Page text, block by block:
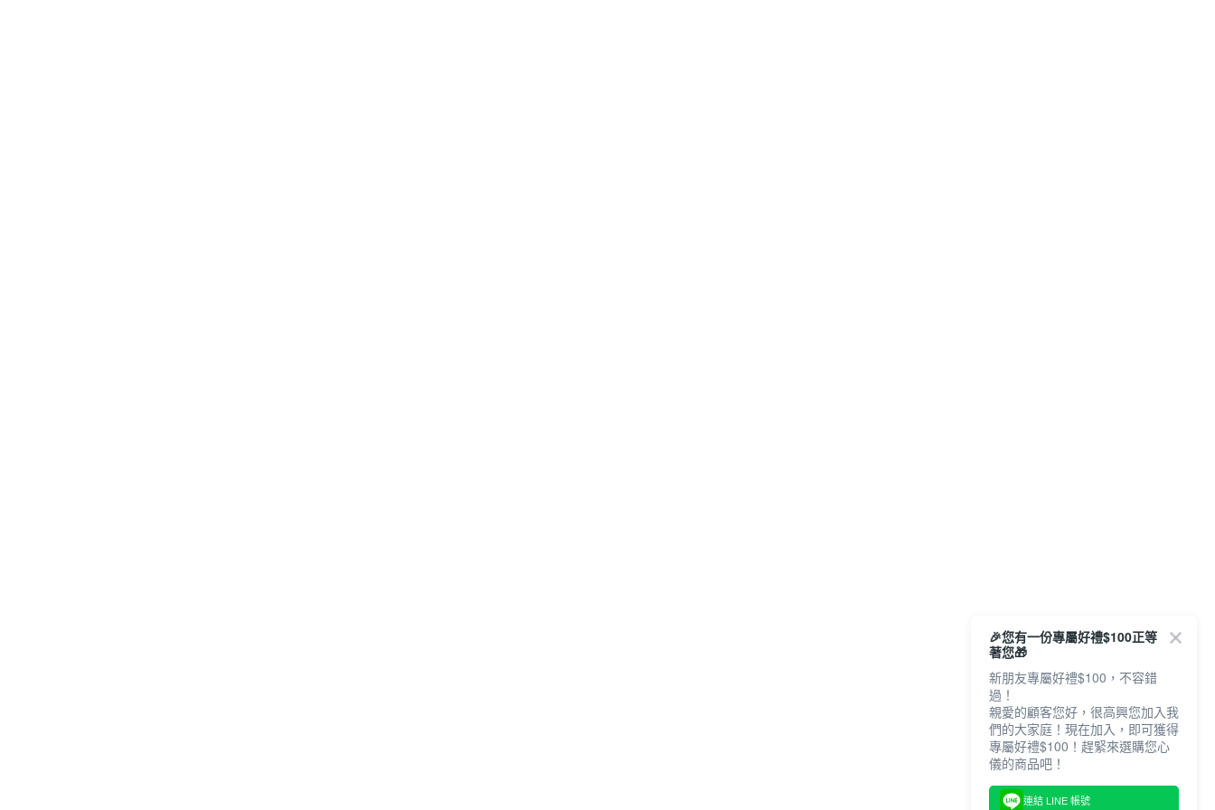
🎉您有一份專屬好禮$100正等
著您🎁
新朋友專屬好禮$100，不容錯
過！
親愛的顧客您好，很高興您加入我
們的大家庭！現在加入，即可獲得
專屬好禮$100！趕緊來選購您心
儀的商品吧！
連結 LINE 帳號